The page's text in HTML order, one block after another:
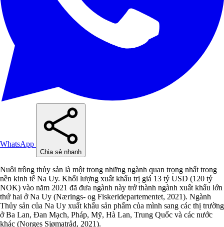
WhatsApp
Chia sẻ nhanh
Nuôi trồng thủy sản là một trong những ngành quan trọng nhất trong
nền kinh tế Na Uy. Khối lượng xuất khẩu trị giá 13 tỷ USD (120 tỷ
NOK) vào năm 2021 đã đưa ngành này trở thành ngành xuất khẩu lớn
thứ hai ở Na Uy (Nærings- og Fiskeridepartementet, 2021). Ngành
Thủy sản của Na Uy xuất khẩu sản phẩm của mình sang các thị trường
ở Ba Lan, Đan Mạch, Pháp, Mỹ, Hà Lan, Trung Quốc và các nước
khác (Norges Sjømatråd, 2021).